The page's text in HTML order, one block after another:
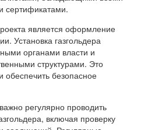
сертификатами.
является оформление
Установка газгольдера
органами власти и
структурами. Это
безопасное
регулярно проводить
включая проверку